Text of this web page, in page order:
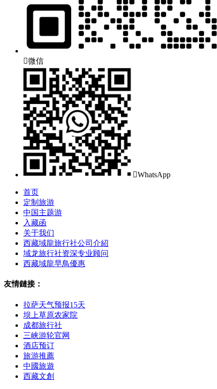
微信
WhatsApp
首页
定制旅游
中国主题游
入藏函
关于我们
西藏域龍旅行社公司介紹
域龙旅行社资深专业顾问
西藏域龍早鳥優惠
友情鏈接：
拉萨天气预报15天
坝上草原农家院
成都旅行社
三峡游轮官网
酒店预订
旅游推薦
中國旅遊
西藏文創